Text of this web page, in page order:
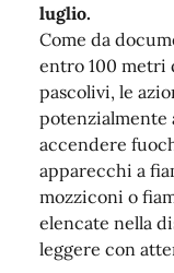
luglio.
Come da
entro 100 metri
pascolivi, le
potenzialmente
accendere
apparecchi a
mozziconi o
elencate nella
leggere con